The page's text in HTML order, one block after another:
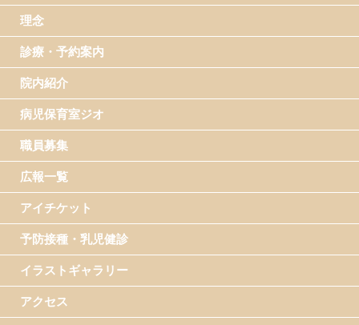
理念
診療・予約案内
院内紹介
病児保育室ジオ
職員募集
広報一覧
アイチケット
予防接種・乳児健診
イラストギャラリー
アクセス